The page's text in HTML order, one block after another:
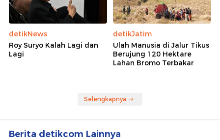
detikNews
Roy Suryo Kalah Lagi dan
Lagi
detikJatim
Ulah Manusia di Jalur Tikus
Berujung 120 Hektare
Lahan Bromo Terbakar
Selengkapnya
Berita detikcom Lainnya